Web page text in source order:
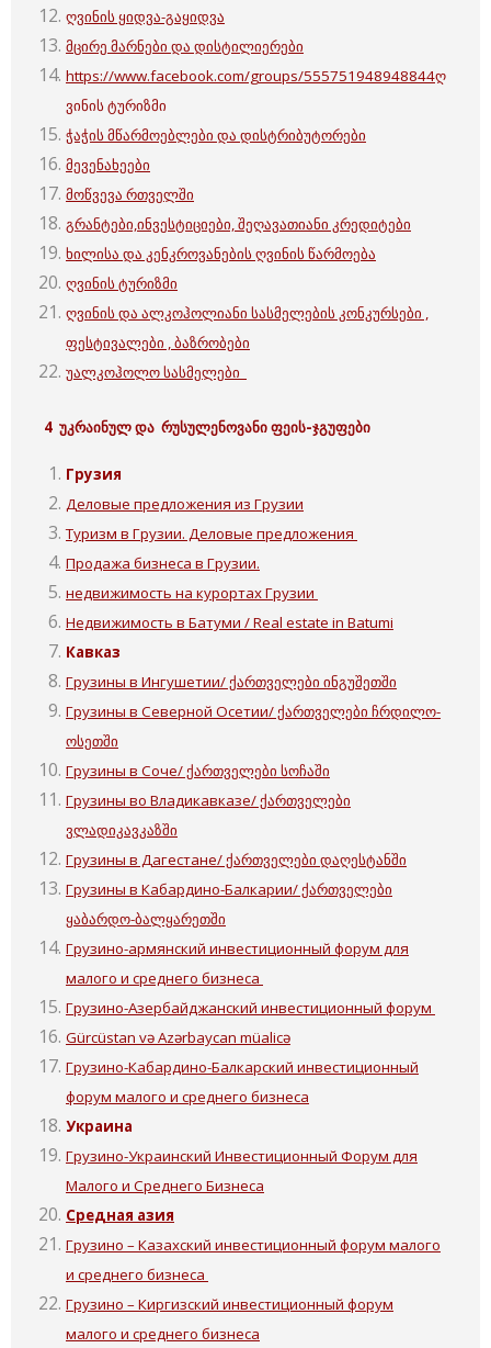
ღვინის ყიდვა-გაყიდვა
მცირე მარნები და დისტილიერები
https://www.facebook.com/groups/555751948948844ღ
ვინის ტურიზმი
ჭაჭის მწარმოებლები და დისტრიბუტორები
მევენახეები
მოწვევა რთველში
გრანტები,ინვესტიციები, შეღავათიანი კრედიტები
ხილისა და კენკროვანების ღვინის წარმოება
ღვინის ტურიზმი
ღვინის და ალკოჰოლიანი სასმელების კონკურსები ,
ფესტივალები , ბაზრობები
უალკოჰოლო სასმელები
4 უკრაინულ და რუსულენოვანი ფეის-ჯგუფები
Грузия
Деловые предложения из Грузии
Туризм в Грузии. Деловые предложения
Продажа бизнеса в Грузии.
недвижимость на курортах Грузии
Недвижимость в Батуми / Real estate in Batumi
Кавказ
Грузины в Ингушетии/ ქართველები ინგუშეთში
Грузины в Северной Осетии/ ქართველები ჩრდილო-
ოსეთში
Грузины в Соче/ ქართველები სოჩაში
Грузины во Владикавказе/ ქართველები
ვლადიკავკაზში
Грузины в Дагестане/ ქართველები დაღესტანში
Грузины в Кабардино-Балкарии/ ქართველები
ყაბარდო-ბალყარეთში
Грузино-армянский инвестиционный форум для
малого и среднего бизнеса
Грузино-Азербайджанский инвестиционный форум
Gürcüstan və Azərbaycan müalicə
Грузино-Кабардино-Балкарский инвестиционный
форум малого и среднего бизнеса
Украина
Грузино-Украинский Инвестиционный Форум для
Малого и Среднего Бизнеса
Средная азия
Грузино – Казахский инвестиционный форум малого
и среднего бизнеса
Грузино – Киргизский инвестиционный форум
малого и среднего бизнеса